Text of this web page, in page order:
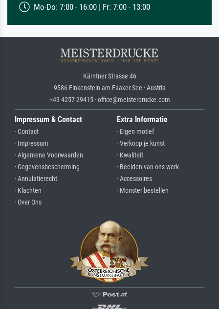
Mo-Do: 7:00 - 16:00 | Fr: 7:00 - 13:00
Kärntner Strasse 46
9586 Finkenstein am Faaker See · Austria
+43 4257 29415 · office@meisterdrucke.com
Impressum & Contact
· Contact
· Impressum
· Algemene Voorwaarden
· Gegevensbescherming
· Annulatierecht
· Klachten
· Over Ons
Extra Informatie
· Eigen motief
· Verkoop je kunst
· Kwaliteit
· Beelden van ons werk
· Accessoires
· Monster bestellen